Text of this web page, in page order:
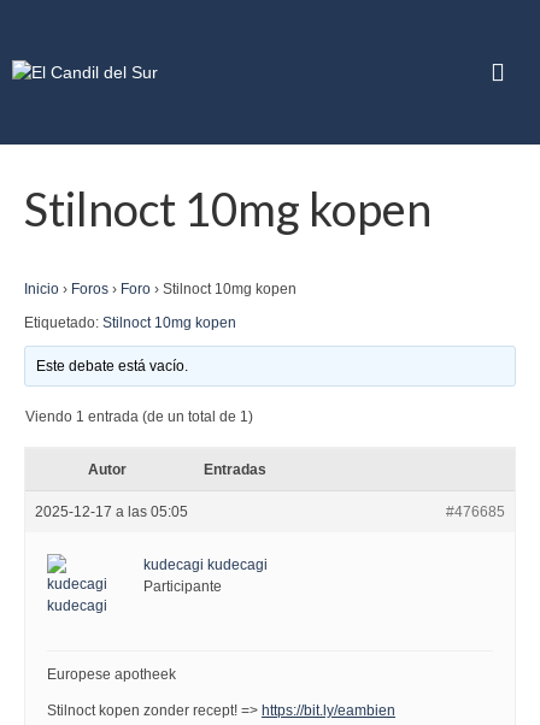
Stilnoct 10mg kopen
Inicio › Foros › Foro › Stilnoct 10mg kopen
Etiquetado: Stilnoct 10mg kopen
Este debate está vacío.
Viendo 1 entrada (de un total de 1)
Autor Entradas
2025-12-17 a las 05:05 #476685
kudecagi kudecagi
Participante
Europese apotheek
Stilnoct kopen zonder recept! => https://bit.ly/eambien